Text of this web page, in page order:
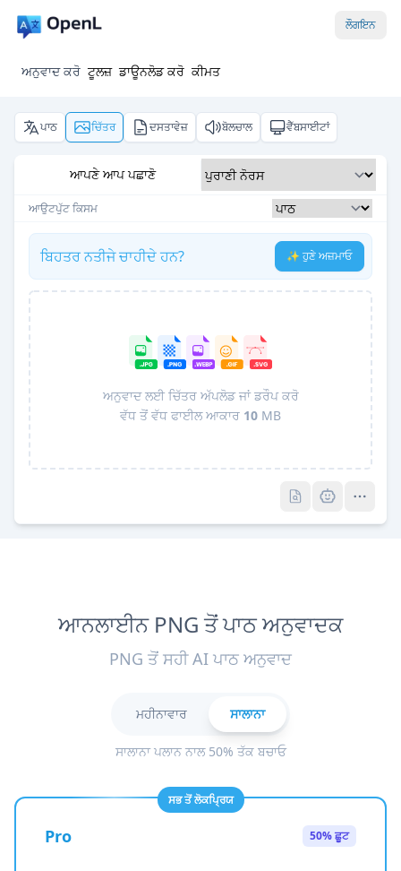
ਲੌਗਇਨ
ਅਨੁਵਾਦ ਕਰੋ ਟੂਲਜ਼ ਡਾਊਨਲੋਡ ਕਰੋ ਕੀਮਤ
ਪਾਠ ਚਿੱਤਰ ਦਸਤਾਵੇਜ਼ ਬੋਲਚਾਲ ਵੈੱਬਸਾਈਟਾਂ
ਆਪਣੇ ਆਪ ਪਛਾਣੋ
ਆਉਟਪੁੱਟ ਕਿਸਮ
ਬਿਹਤਰ ਨਤੀਜੇ ਚਾਹੀਦੇ ਹਨ? ✨ ਹੁਣੇ ਅਜ਼ਮਾਓ
ਅਨੁਵਾਦ ਲਈ ਚਿੱਤਰ ਅੱਪਲੋਡ ਜਾਂ ਡਰੌਪ ਕਰੋ
ਵੱਧ ਤੋਂ ਵੱਧ ਫਾਈਲ ਆਕਾਰ 10 MB
ਆਨਲਾਈਨ PNG ਤੋਂ ਪਾਠ ਅਨੁਵਾਦਕ
PNG ਤੋਂ ਸਹੀ AI ਪਾਠ ਅਨੁਵਾਦ
ਮਹੀਨਾਵਾਰ ਸਾਲਾਨਾ
ਸਾਲਾਨਾ ਪਲਾਨ ਨਾਲ 50% ਤੱਕ ਬਚਾਓ
ਸਭ ਤੋਂ ਲੋਕਪ੍ਰਿਯ
Pro 50% ਛੂਟ